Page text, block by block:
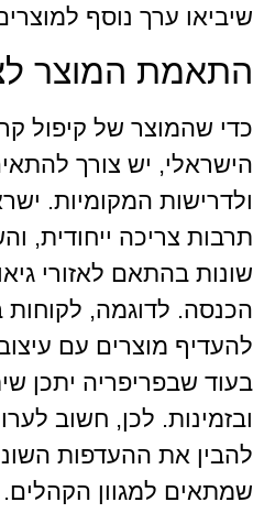
שיביאו ערך נוסף
התאמת המוצר
כדי שהמוצר של קיפול
הישראלי, יש צורך
ולדרישות המקומיות.
תרבות צריכה ייחודית,
שונות בהתאם לאזורי
הכנסה. לדוגמה, לקוחות
להעדיף מוצרים עם
בעוד שבפריפריה יתכן
ובזמינות. לכן, חשוב
להבין את ההעדפות
שמתאים למגוון הקהלים.